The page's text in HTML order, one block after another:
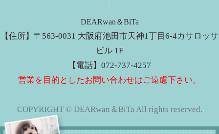
DEARwan＆BiTa
【住所】〒563-0031 大阪府池田市天神1丁目6-4カサロッサ
ビル 1F
【電話】072-737-4257
営業を目的としたお問い合わせはご遠慮下さい。
COPYRIGHT © DEARwan＆BiTa All rights reserved.